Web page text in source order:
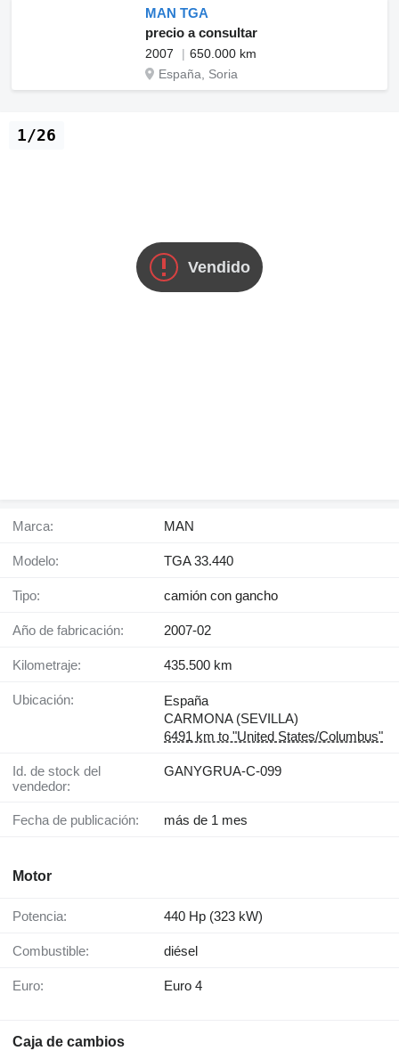
MAN TGA
precio a consultar
2007
650.000 km
España, Soria
Vendido
1/26
Marca: MAN
Modelo: TGA 33.440
Tipo: camión con gancho
Año de fabricación: 2007-02
Kilometraje: 435.500 km
Ubicación:
España
CARMONA (SEVILLA)
6491 km to "United States/Columbus"
Id. de stock del
vendedor:
GANYGRUA-C-099
Fecha de publicación: más de 1 mes
Motor
Potencia: 440 Hp (323 kW)
Combustible: diésel
Euro: Euro 4
Caja de cambios